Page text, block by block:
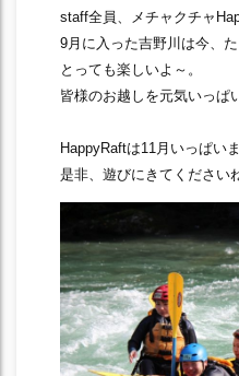
staff全員、メチャクチャ
9月に入った吉野川は今、
とっても楽しいよ～。
皆様のお越しを元気いっぱ
HappyRaftは11月いっぱい
是非、遊びにきてください